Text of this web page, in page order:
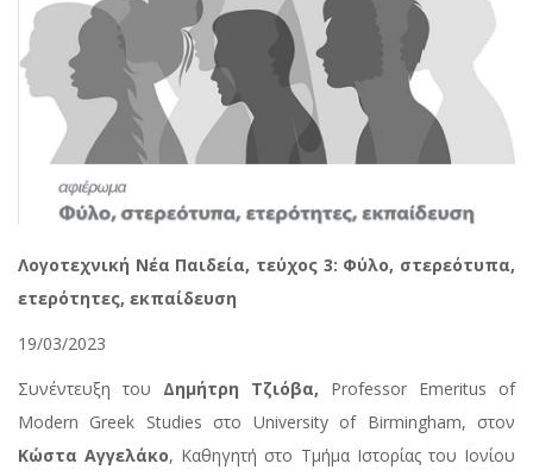
Λογοτεχνική Νέα Παιδεία, τεύχος 3: Φύλο, στερεότυπα,
ετερότητες, εκπαίδευση
19/03/2023
Συνέντευξη του Δημήτρη Τζιόβα, Professor Emeritus of
Modern Greek Studies στο University of Birmingham, στον
Κώστα Αγγελάκο, Καθηγητή στο Τμήμα Ιστορίας του Ιονίου